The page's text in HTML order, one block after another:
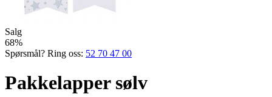
Salg
68%
Spørsmål? Ring oss: 52 70 47 00
Pakkelapper sølv